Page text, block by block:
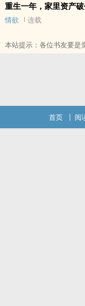
重生一年，家里资产
情欲 连载
本站提示：各位书友要是
首页 阅